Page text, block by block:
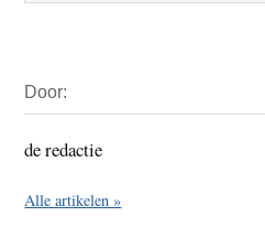
Sidebar
Door:
de redactie
Alle artikelen »